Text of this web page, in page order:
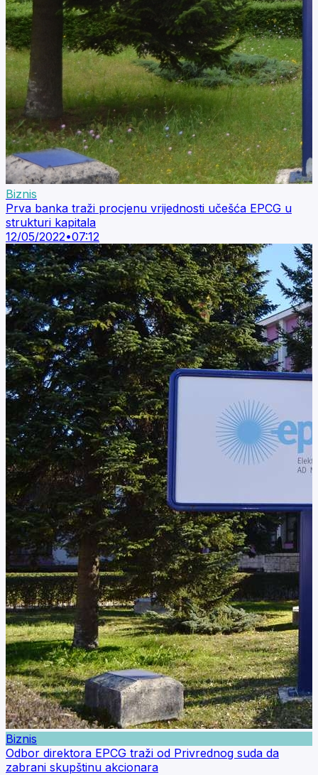
Biznis
Prva banka traži procjenu vrijednosti učešća EPCG u
strukturi kapitala
12/05/2022•07:12
Biznis
Odbor direktora EPCG traži od Privrednog suda da
zabrani skupštinu akcionara